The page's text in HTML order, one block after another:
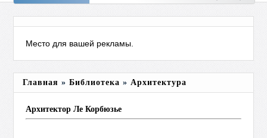
Место для вашей рекламы.
Главная »Библиотека »Архитектура
Архитектор Ле Корбюзье